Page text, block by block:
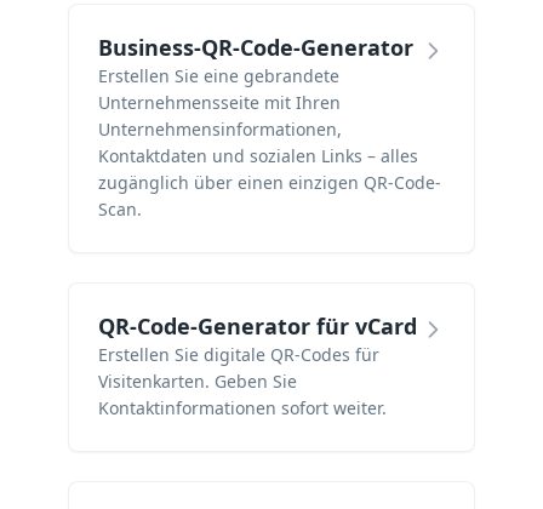
Business-QR-Code-Generator
Erstellen Sie eine gebrandete
Unternehmensseite mit Ihren
Unternehmensinformationen,
Kontaktdaten und sozialen Links – alles
zugänglich über einen einzigen QR-Code-
Scan.
QR-Code-Generator für vCard
Erstellen Sie digitale QR-Codes für
Visitenkarten. Geben Sie
Kontaktinformationen sofort weiter.